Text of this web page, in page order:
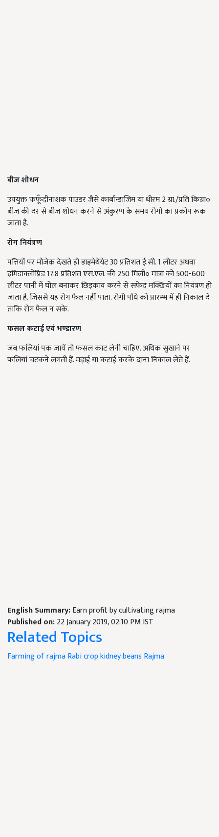
बीज शोधन
उपयुक्त फफूँदीनाशक पाउडर जैसे कार्बान्डाजिम या थीरम 2 ग्रा./प्रति किग्रा०
बीज की दर से बीज शोधन करने से अंकुरण के समय रोगों का प्रकोप रूक
जाता है.
रोग नियंत्रण
पत्तियों पर मौजेक देखते ही डाइमेथेयेट 30 प्रतिशत ई.सी. 1 लीटर अथवा
इमिडाक्लोप्रिड 17.8 प्रतिशत एस.एल. की 250 मिली० मात्रा को 500-600
लीटर पानी में घोल बनाकर छिड़काव करने से सफेद मक्खियों का नियंत्रण हो
जाता है. जिससे यह रोग फैल नहीं पाता. रोगी पौधे को प्रारम्भ में ही निकाल दें
ताकि रोग फैल न सके.
फसल कटाई एवं भण्डारण
जब फलियां पक जायें तो फसल काट लेनी चाहिए. अधिक सुखाने पर
फलियां चटकने लगती हैं. मड़ाई या कटाई करके दाना निकाल लेते हैं.
English Summary:Earn profit by cultivating rajma
Published on:22 January 2019, 02:10 PM IST
Related Topics
Farming of rajmaRabi cropkidneybeans Rajma